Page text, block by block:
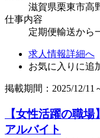
滋賀県栗東市高
仕事内容
定期便輸送から
求人情報詳細へ
お気に入りに追
掲載期間：2025/12/11
【女性活躍の職
アルバイト